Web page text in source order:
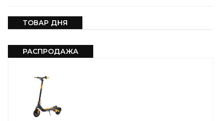
ТОВАР ДНЯ
РАСПРОДАЖА